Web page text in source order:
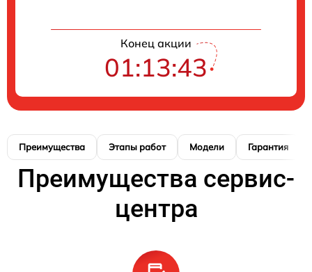
Конец акции
01:13:42
Преимущества Этапы работ Модели Гарантия
Преимущества сервис-
центра